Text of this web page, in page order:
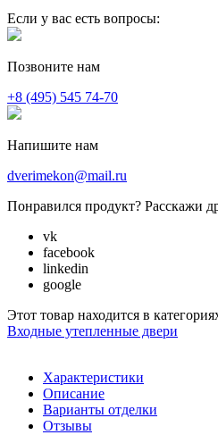
Если у вас есть вопросы:
Позвоните нам
+8 (495) 545 74-70
Напишите нам
dverimekon@mail.ru
Понравился продукт? Расскажи
vk
facebook
linkedin
google
Этот товар находится в
Входные утепленные двери
Характеристики
Описание
Варианты отделки
Отзывы